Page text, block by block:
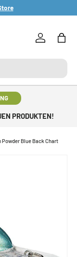
Einloggen
PRODUKTEN!
Powder Blue Back Chart